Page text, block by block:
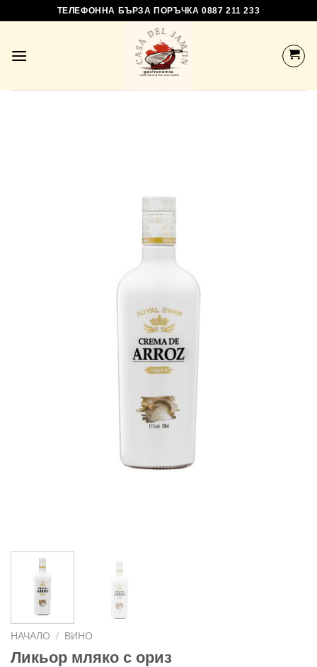
ТЕЛЕФОННА БЪРЗА ПОРЪЧКА 0887 211 233
НАЧАЛО / ВИНО
Ликьор мляко с ориз